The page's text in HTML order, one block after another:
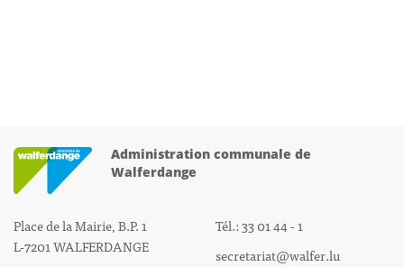
Administration communale de
Walferdange
Place de la Mairie, B.P. 1
L-7201 WALFERDANGE
Tél.: 33 01 44 - 1
secretariat@walfer.lu